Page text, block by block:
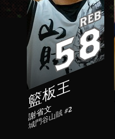
籃板王
謝省文
城門谷山賊 #2
REB
58